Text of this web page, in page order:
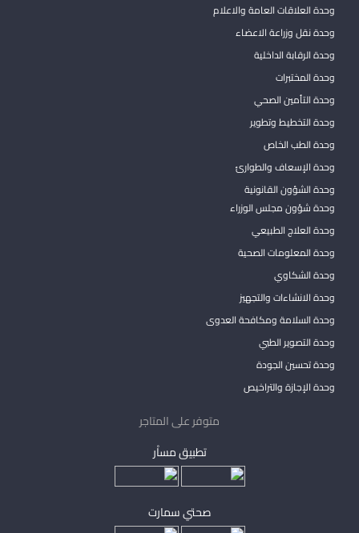
وحدة العلاقات العامة والاعلام
وحدة نقل وزراعة الاعضاء
وحدة الرقابة الداخلية
وحدة المختبرات
وحدة التأمين الصحي
وحدة التخطيط وتطوير
وحدة الطب الخاص
وحدة الإسعاف والطوارئ
وحدة الشؤون القانونية
وحدة شؤون مجلس الوزراء
وحدة العلاج الطبيعي
وحدة المعلومات الصحية
وحدة الشكاوي
وحدة الانشاءات والتجهيز
وحدة السلامة ومكافحة العدوى
وحدة التصوير الطبي
وحدة تحسين الجودة
وحدة الإجازة والتراخيص
متوفر على المتاجر
تطبيق مساْر
صحتي سمارت